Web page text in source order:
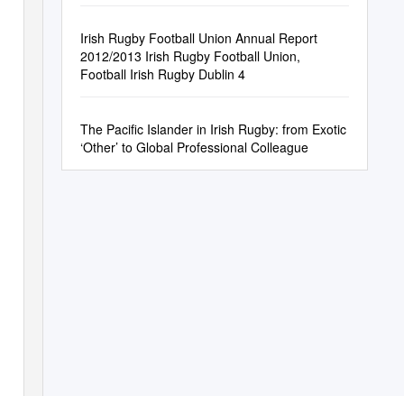
Irish Rugby Football Union Annual Report
2012/2013 Irish Rugby Football Union,
Football Irish Rugby Dublin 4
The Pacific Islander in Irish Rugby: from Exotic
‘Other’ to Global Professional Colleague